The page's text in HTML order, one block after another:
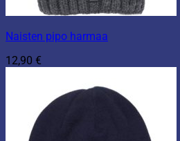
Naisten pipo harmaa
12,90 €